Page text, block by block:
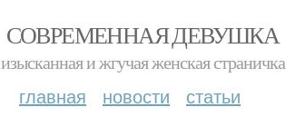
СОВРЕМЕННАЯ ДЕВУШКА
изысканная и жгучая женская страничка
главная новости статьи